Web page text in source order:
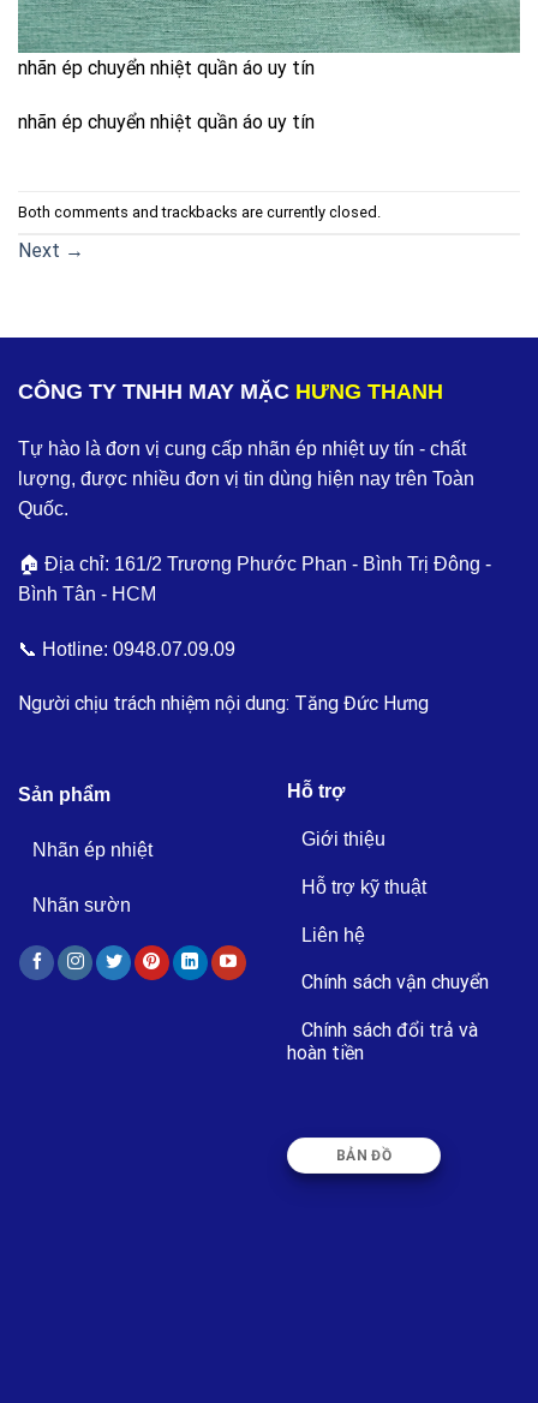
nhãn ép chuyển nhiệt quần áo uy tín
nhãn ép chuyển nhiệt quần áo uy tín
Both comments and trackbacks are currently closed.
Next →
CÔNG TY TNHH MAY MẶC HƯNG THANH
Tự hào là đơn vị cung cấp nhãn ép nhiệt uy tín - chất
lượng, được nhiều đơn vị tin dùng hiện nay trên Toàn
Quốc.
🏠 Địa chỉ: 161/2 Trương Phước Phan - Bình Trị Đông -
Bình Tân - HCM
📞 Hotline: 0948.07.09.09
Người chịu trách nhiệm nội dung: Tăng Đức Hưng
Sản phẩm
Nhãn ép nhiệt
Nhãn sườn
Hỗ trợ
Giới thiệu
Hỗ trợ kỹ thuật
Liên hệ
Chính sách vận chuyển
Chính sách đổi trả và
hoàn tiền
BẢN ĐỒ